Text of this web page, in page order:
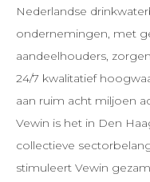
Nederlandse
ondernemingen, met
aandeelhouders,
24/7 kwalitatief
aan ruim acht miljoen
Vewin is het in Den
collectieve
stimuleert Vewin